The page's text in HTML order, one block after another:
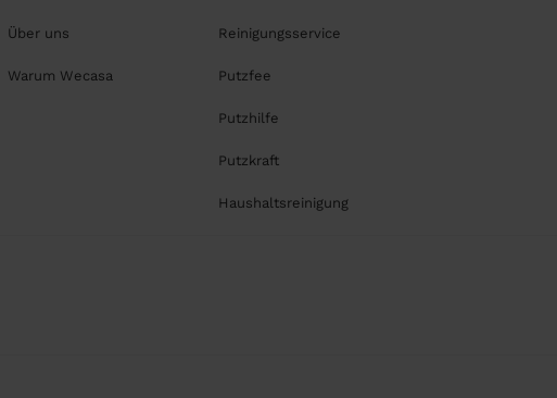
Über uns
Warum Wecasa
Reinigungsservice
Putzfee
Putzhilfe
Putzkraft
Haushaltsreinigung